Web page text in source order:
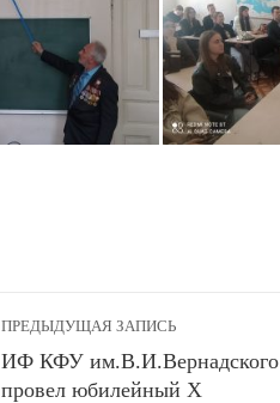
ПРЕДЫДУЩАЯ ЗАПИСЬ
ИФ КФУ им.В.И.Вернадского
провел юбилейный Х